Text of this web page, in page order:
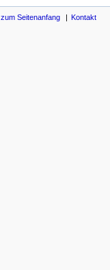
zum Seitenanfang Kontakt